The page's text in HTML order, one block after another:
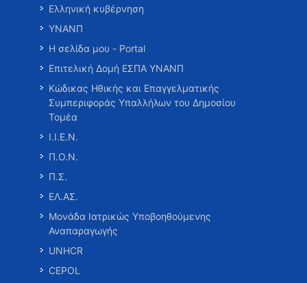
Ελληνική κυβέρνηση
ΥΝΑΝΠ
Η σελίδα μου - Portal
Επιτελική Δομή ΕΣΠΑ ΥΝΑΝΠ
Κώδικας Ηθικής και Επαγγελματικής
Συμπεριφοράς Υπαλλήλων του Δημοσίου
Τομέα
Ι.Ι.Ε.Ν.
Π.Ο.Ν.
Π.Σ.
ΕΛ.ΑΣ.
Μονάδα Ιατρικώς Υποβοηθούμενης
Αναπαραγωγής
UNHCR
CEPOL